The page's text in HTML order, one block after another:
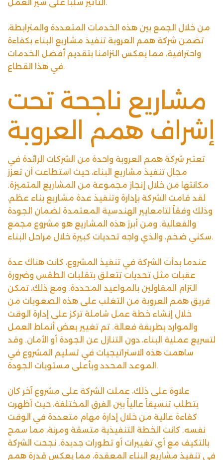
التأثير سلباً على سير العمل.
من خلال الجمع بين هذه الخدمات المتعددة والمترابطة،
تضمن شركة همم العروبة تنفيذ مشاريع البناء بكفاءة
واحترافية، مما يعكس التزامنا بتقديم أفضل الخدمات
في هذا القطاع.
مشاريع ناجحة تحت
إشراف همم العروبة
تعتبر شركة همم العروبة واحدة من الشركات الرائدة في
مجال تنفيذ مشاريع البناء، حيث استطاعت أن تعزز
مكانتها من خلال إنجاز مجموعة من المشاريع المتميزة.
لقد قامت الشركة بإدارة وتنفيذ عدة مشاريع بناء عظم،
وذلك وفقاً لتامعايير الهندسية المعتمدة لضمان الجودة
والفعالية. ومن أبرز هذه المشاريع هو مشروع مجمع
سكني ضخم، والذي واجه تحديات كبيرة خلال مراحل البناء.
عندما بدأت الشركة في تنفيذ المشروع، كانت هناك عدة
عقبات مثل تحديات تتعلق بتقلبات الطقس وضرورة
التزام المقاولين بالمواعيد المحددة. ومع ذلك، تمكن
فريق همم العروبة من التغلب على هذه الصعوبات من
خلال إنشاء خطة عمل شاملة تركز على إدارة الوقت
والموارد بطريقة فعالة. تم تغيير بعض أنماط العمل
لتسريع عملية البناء، دون التنازل عن الجودة أو الأمان. وقد
ساهمت هذه الاستراتيجيات في تسليم المشروع في
الموعد المحدد وبأعلى مستويات الجودة.
علاوة على ذلك، عملت الشركة على مشروع آخر كان
يتطلب تنسيقاً عالياً بين الفرق المختلفة، حيث أظهرت
كفاءة عالية من خلال إدارة مهام متعددة في الوقت
نفسه. كانت الخطة التنفيذية متسقة ومرنة، مما سمح
بالتكيف مع أي تغييرات أو تطورات جديدة. نجحت الشركة
في تنفيذ مشاريع البناء المعقدة، مما يعكس قدرة همم